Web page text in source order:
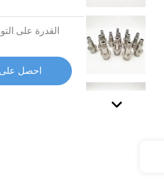
القدرة على
احصل